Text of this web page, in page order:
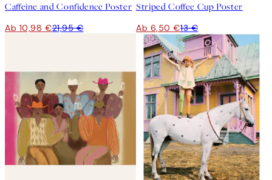
Caffeine and Confidence Poster
Ab 10,98 €21,95 €
Striped Coffee Cup Poster
Ab 6,50 €13 €